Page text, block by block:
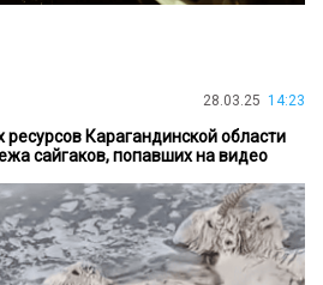
28.03.25 14:23
Карагандинской области
сайгаков, попавших на видео